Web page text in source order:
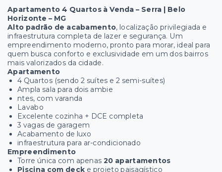
Apartamento 4 Quartos à Venda – Serra | Belo
Horizonte – MG
Alto padrão de acabamento, localização privilegiada e
infraestrutura completa de lazer e segurança. Um
empreendimento moderno, pronto para morar, ideal para
quem busca conforto e exclusividade em um dos bairros
mais valorizados da cidade.
Apartamento
4 Quartos (sendo 2 suítes e 2 semi-suítes)
Ampla sala para dois ambie
ntes, com varanda
Lavabo
Excelente cozinha + DCE completa
3 vagas de garagem
Acabamento de luxo
infraestrutura para ar-condicionado
Empreendimento
Torre única com apenas 20 apartamentos
Piscina com deck e projeto paisagístico